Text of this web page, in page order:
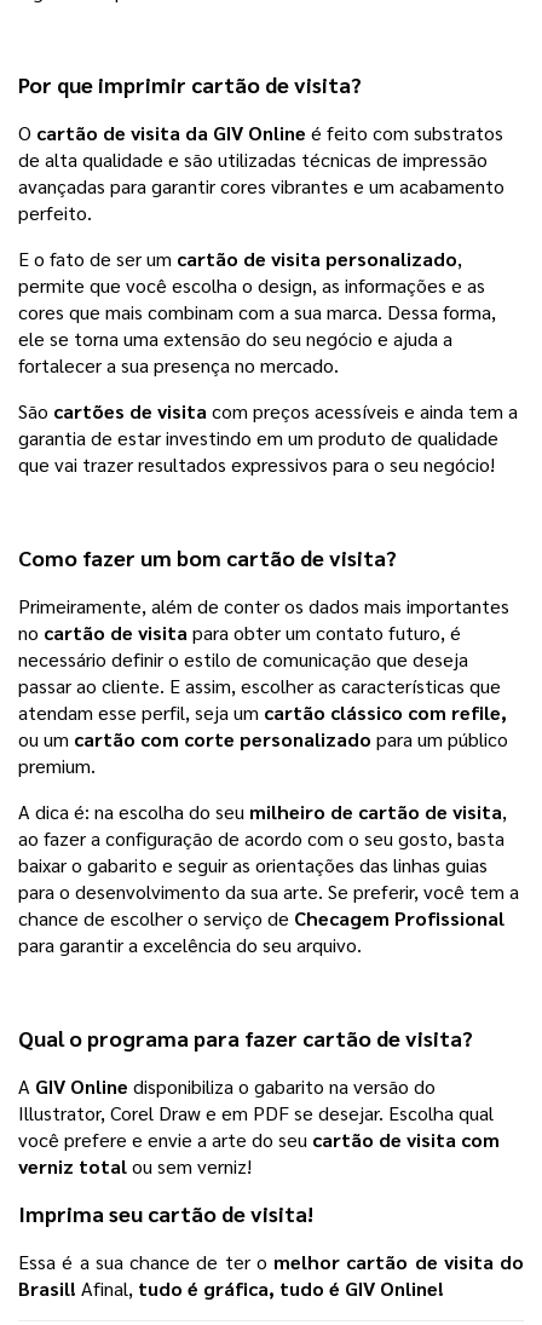
Por que imprimir cartão de visita?
O cartão de visita da GIV Online é feito com substratos
de alta qualidade e são utilizadas técnicas de impressão
avançadas para garantir cores vibrantes e um acabamento
perfeito.
E o fato de ser um cartão de visita personalizado,
permite que você escolha o design, as informações e as
cores que mais combinam com a sua marca. Dessa forma,
ele se torna uma extensão do seu negócio e ajuda a
fortalecer a sua presença no mercado.
São cartões de visita com preços acessíveis e ainda tem a
garantia de estar investindo em um produto de qualidade
que vai trazer resultados expressivos para o seu negócio!
Como fazer um bom cartão de visita?
Primeiramente, além de conter os dados mais importantes
no cartão de visita para obter um contato futuro, é
necessário definir o estilo de comunicação que deseja
passar ao cliente. E assim, escolher as características que
atendam esse perfil, seja um cartão clássico com refile,
ou um cartão com corte personalizado para um público
premium.
A dica é: na escolha do seu milheiro de cartão de visita,
ao fazer a configuração de acordo com o seu gosto, basta
baixar o gabarito e seguir as orientações das linhas guias
para o desenvolvimento da sua arte. Se preferir, você tem a
chance de escolher o serviço de
para garantir a excelência do seu arquivo.
Qual o programa para fazer cartão de visita?
A GIV Online disponibiliza o gabarito na versão do
Illustrator, Corel Draw e em PDF se desejar. Escolha qual
você prefere e envie a arte do seu cartão de visita com
verniz totalou sem verniz!
Imprima seu cartão de visita!
Essa é a sua chance de ter o melhor cartão de visita do
Brasil! Afinal, tudo é gráfica, tudo é GIV Online!